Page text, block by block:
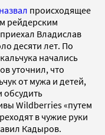
назвал происходящее
рейдерским
Владислав
десяти лет. По
начались
уточнил, что
от мужа и детей,
обсудить
Wildberries «путем
в чужие руки
Кадыров.